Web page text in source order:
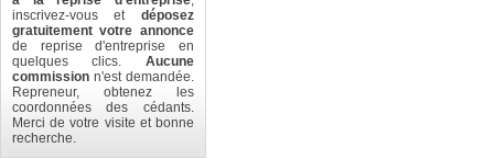
inscrivez-vous et déposez
gratuitement votre annonce
de reprise d'entreprise en
quelques clics. Aucune
commission n'est demandée.
Repreneur, obtenez les
coordonnées des cédants.
Merci de votre visite et bonne
recherche.